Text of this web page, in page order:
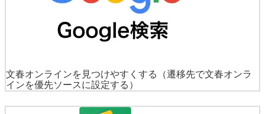
文春オンラインを見つけやすくする
（遷移先で文春オンラ
インを優先ソースに設定する）